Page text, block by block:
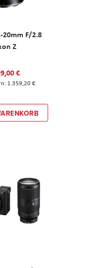
20mm F/2.8
Z
€
1.359,20 €